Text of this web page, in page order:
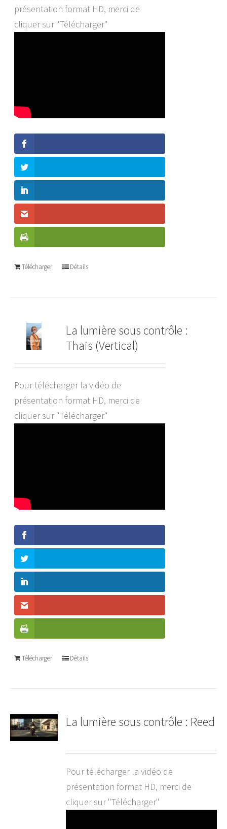
présentation format HD, merci de
cliquer sur "Télécharger"
Télécharger Détails
La lumière sous contrôle :
Thais (Vertical)
Pour télécharger la vidéo de
présentation format HD, merci de
cliquer sur "Télécharger"
Télécharger Détails
La lumière sous contrôle : Reed
Pour télécharger la vidéo de
présentation format HD, merci de
cliquer sur "Télécharger"